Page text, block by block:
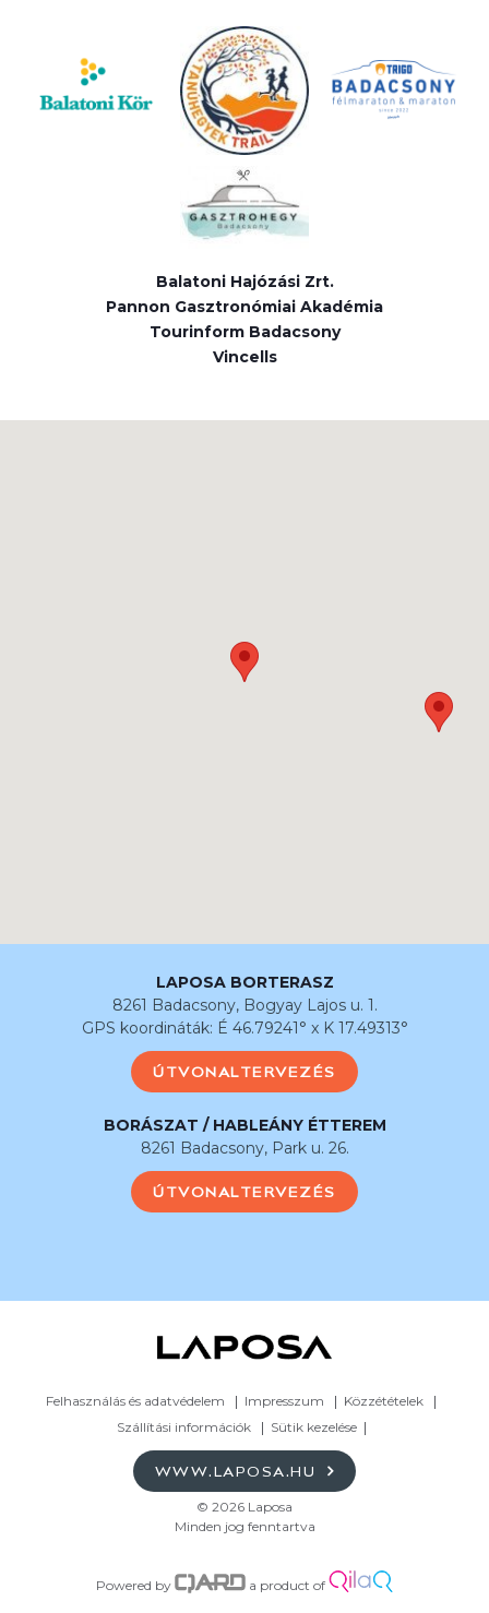
Balatoni Hajózási Zrt.
Pannon Gasztronómiai Akadémia
Tourinform Badacsony
Vincells
LAPOSA BORTERASZ
8261 Badacsony, Bogyay Lajos u. 1.
GPS koordináták: É 46.79241° x K 17.49313°
ÚTVONALTERVEZÉS
BORÁSZAT / HABLEÁNY ÉTTEREM
8261 Badacsony, Park u. 26.
ÚTVONALTERVEZÉS
Felhasználás és adatvédelem Impresszum
Közzétételek
Szállítási információk
Sütik kezelése
WWW.LAPOSA.HU
© 2026 Laposa
Minden jog fenntartva
Powered by a product of